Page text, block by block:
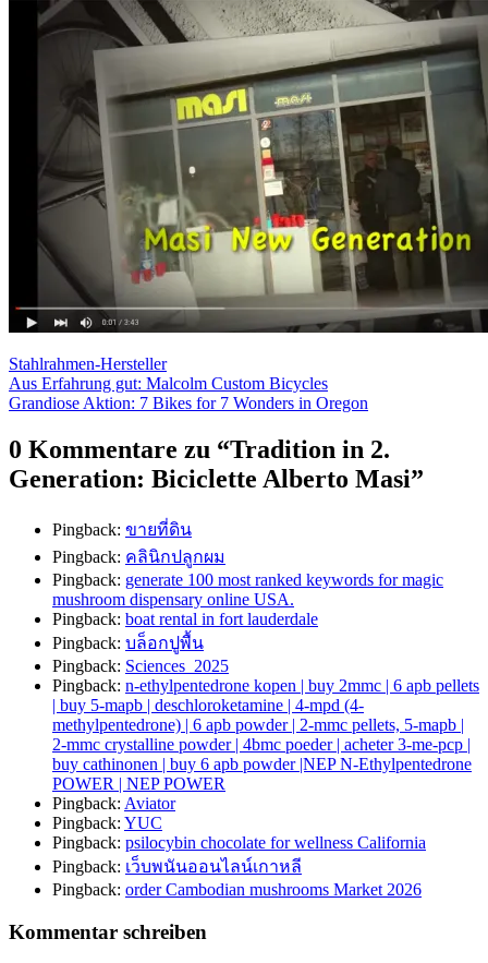
Stahlrahmen-Hersteller
Beitragsnavigation
Aus Erfahrung gut: Malcolm Custom Bicycles
Grandiose Aktion: 7 Bikes for 7 Wonders in Oregon
0 Kommentare zu “Tradition in 2.
Generation: Biciclette Alberto Masi”
Pingback: ขายที่ดิน
Pingback: คลินิกปลูกผม
Pingback: generate 100 most ranked keywords for magic
mushroom dispensary online USA.
Pingback: boat rental in fort lauderdale
Pingback: บล็อกปูพื้น
Pingback: Sciences_2025
Pingback: n-ethylpentedrone kopen | buy 2mmc | 6 apb pellets
| buy 5-mapb | deschloroketamine | 4-mpd (4-
methylpentedrone) | 6 apb powder | 2-mmc pellets, 5-mapb |
2-mmc crystalline powder | 4bmc poeder | acheter 3-me-pcp |
buy cathinonen | buy 6 apb powder |NEP N-Ethylpentedrone
POWER | NEP POWER
Pingback: Aviator
Pingback: YUC
Pingback: psilocybin chocolate for wellness California
Pingback: เว็บพนันออนไลน์เกาหลี
Pingback: order Cambodian mushrooms Market 2026
Kommentar schreiben